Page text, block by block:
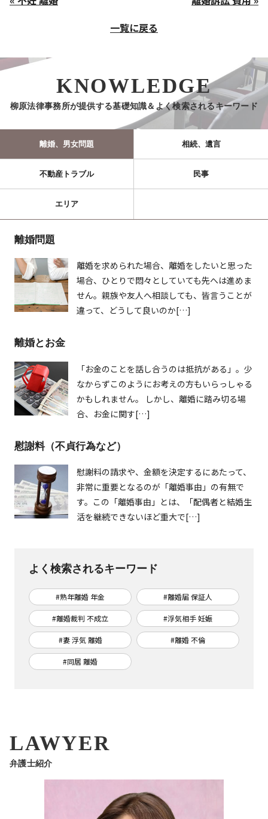
一覧に戻る
KNOWLEDGE
柳原法律事務所が提供する基礎知識＆よく検索されるキーワード
離婚、男女問題 相続、遺言
不動産トラブル 民事
エリア
離婚問題
離婚を求められた場合、離婚をしたいと思った
場合、ひとりで悶々としていても先へは進めま
せん。親族や友人へ相談しても、皆言うことが
違って、どうして良いのか[…]
離婚とお金
「お金のことを話し合うのは抵抗がある」。少
なからずこのようにお考えの方もいらっしゃる
かもしれません。 しかし、離婚に踏み切る場
合、お金に関す[…]
慰謝料（不貞行為など）
慰謝料の請求や、金額を決定するにあたって、
非常に重要となるのが「離婚事由」の有無で
す。この「離婚事由」とは、「配偶者と結婚生
活を継続できないほど重大で[…]
よく検索されるキーワード
#熟年離婚 年金 #離婚届 保証人
#離婚裁判 不成立 #浮気相手 妊娠
#妻 浮気 離婚 #離婚 不倫
#同居 離婚
LAWYER
弁護士紹介